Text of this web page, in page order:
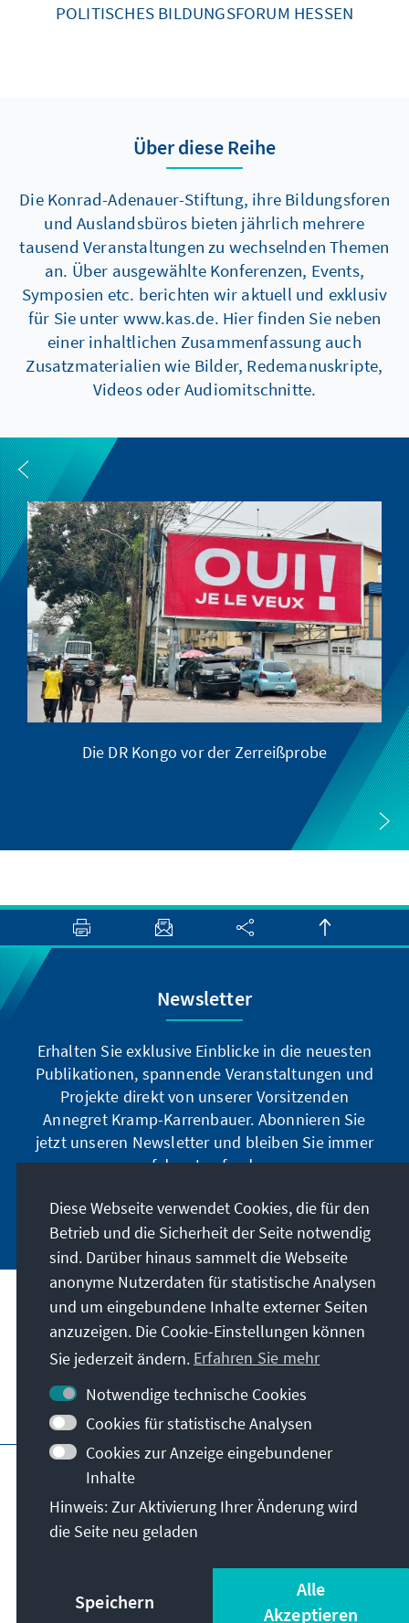
POLITISCHES BILDUNGSFORUM HESSEN
Über diese Reihe
Die Konrad-Adenauer-Stiftung, ihre Bildungsforen
und Auslandsbüros bieten jährlich mehrere
tausend Veranstaltungen zu wechselnden Themen
an. Über ausgewählte Konferenzen, Events,
Symposien etc. berichten wir aktuell und exklusiv
für Sie unter www.kas.de. Hier finden Sie neben
einer inhaltlichen Zusammenfassung auch
Zusatzmaterialien wie Bilder, Redemanuskripte,
Videos oder Audiomitschnitte.
Die DR Kongo vor der Zerreißprobe
Newsletter
Erhalten Sie exklusive Einblicke in die neuesten
Publikationen, spannende Veranstaltungen und
Projekte direkt von unserer Vorsitzenden
Annegret Kramp-Karrenbauer. Abonnieren Sie
jetzt unseren Newsletter und bleiben Sie immer
auf dem Laufenden.
Jetzt abonnieren
Unser Auftrag
Kontakt
Weitere Angebote der Stiftung
Impressum
Datenschutz
Nutzungsbedingungen
Erklärung zur Barrierefreiheit
Barriere melden
Sitemap
© Konrad-Adenauer-Stiftung e.V. 2026
Diese Webseite verwendet Cookies, die für den
Betrieb und die Sicherheit der Seite notwendig
sind. Darüber hinaus sammelt die Webseite
anonyme Nutzerdaten für statistische Analysen
und um eingebundene Inhalte externer Seiten
anzuzeigen. Die Cookie-Einstellungen können
Sie jederzeit ändern. Erfahren Sie mehr
Notwendige technische Cookies
Cookies für statistische Analysen
Cookies zur Anzeige eingebundener
Inhalte
Hinweis: Zur Aktivierung Ihrer Änderung wird
die Seite neu geladen
Speichern
Alle
Akzeptieren